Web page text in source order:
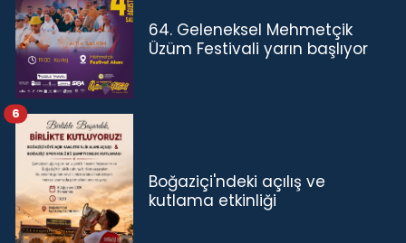
64. Geleneksel Mehmetçik
Üzüm Festivali yarın başlıyor
Boğaziçi'ndeki açılış ve
kutlama etkinliği
6